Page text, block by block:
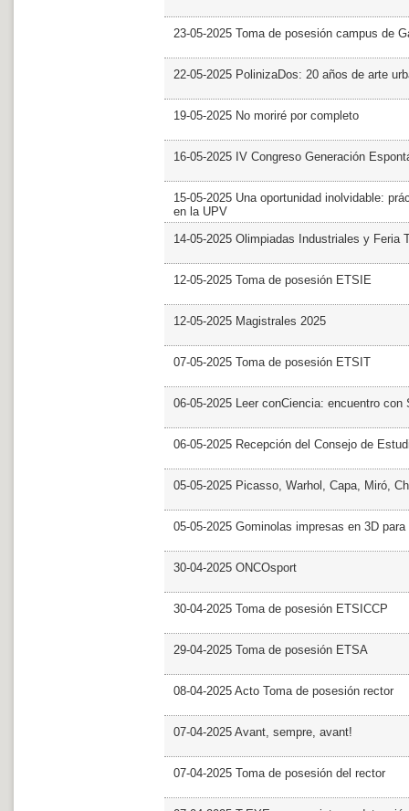
23-05-2025 Toma de posesión campus de
22-05-2025 PolinizaDos: 20 años de arte
19-05-2025 No moriré por completo
16-05-2025 IV Congreso Generación
15-05-2025 Una oportunidad inolvidable:
en la UPV
14-05-2025 Olimpiadas Industriales y Feria
12-05-2025 Toma de posesión ETSIE
12-05-2025 Magistrales 2025
07-05-2025 Toma de posesión ETSIT
06-05-2025 Leer conCiencia: encuentro con
06-05-2025 Recepción del Consejo de
05-05-2025 Picasso, Warhol, Capa, Miró,
05-05-2025 Gominolas impresas en 3D
30-04-2025 ONCOsport
30-04-2025 Toma de posesión ETSICCP
29-04-2025 Toma de posesión ETSA
08-04-2025 Acto Toma de posesión rector
07-04-2025 Avant, sempre, avant!
07-04-2025 Toma de posesión del rector